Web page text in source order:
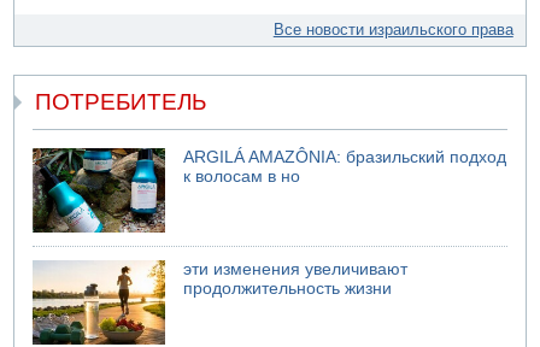
Все новости израильского права
ПОТРЕБИТЕЛЬ
ARGILÁ AMAZÔNIA: бразильский подход
к волосам в но
эти изменения увеличивают
продолжительность жизни